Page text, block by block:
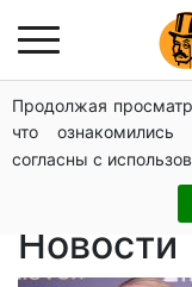
Продолжая
что
согласны с
Новости